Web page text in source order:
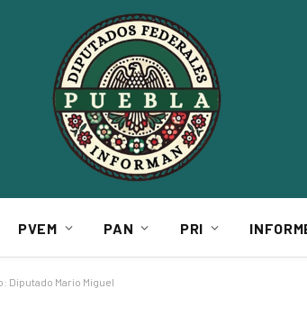
PVEM PAN PRI
Diputado Mario Miguel